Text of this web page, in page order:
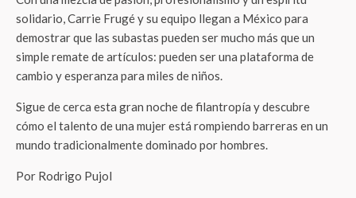
solidario, Carrie Frugé y su equipo llegan a México para
demostrar que las subastas pueden ser mucho más que un
simple remate de artículos: pueden ser una plataforma de
cambio y esperanza para miles de niños.
Sigue de cerca esta gran noche de filantropía y descubre
cómo el talento de una mujer está rompiendo barreras en un
mundo tradicionalmente dominado por hombres.
Por Rodrigo Pujol